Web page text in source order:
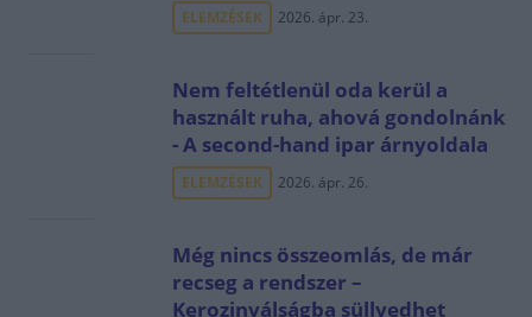
ELEMZÉSEK 2026. ápr. 23.
Nem feltétlenül oda kerül a
használt ruha, ahová gondolnánk
- A second-hand ipar árnyoldala
ELEMZÉSEK 2026. ápr. 26.
Még nincs összeomlás, de már
recseg a rendszer –
Kerozinválságba süllyedhet